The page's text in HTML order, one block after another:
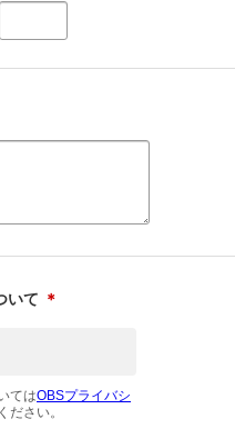
いて ＊
てはOBSプライバシ
ださい。